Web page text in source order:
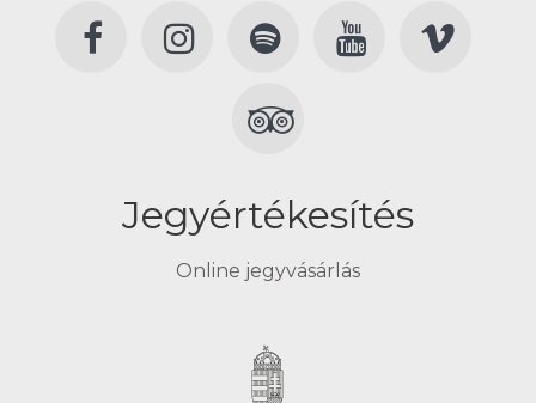
Jegyértékesítés
Online jegyvásárlás